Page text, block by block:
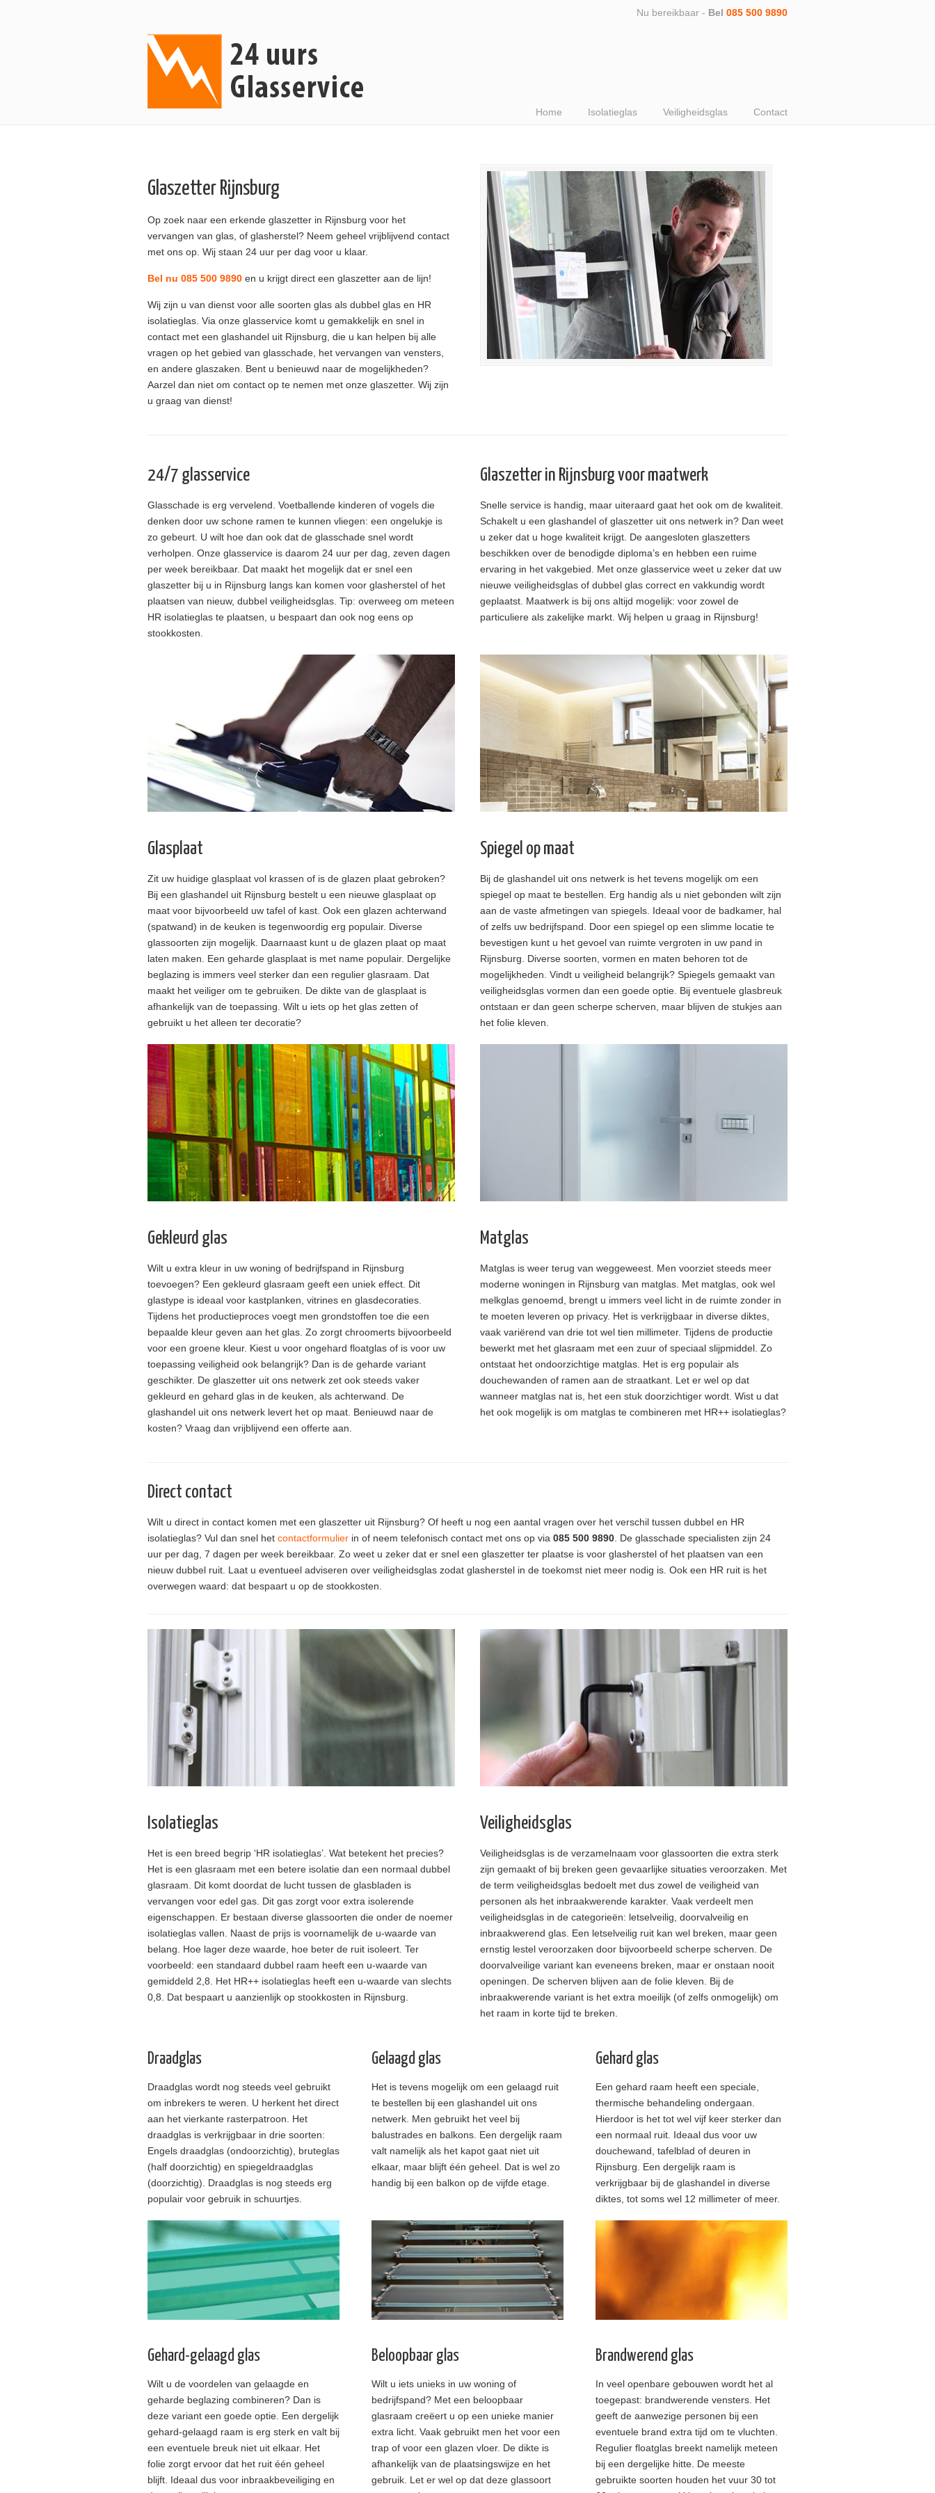
Nu bereikbaar - Bel 085 500 9890
Home Isolatieglas Veiligheidsglas Contact
Glaszetter Rijnsburg
Op zoek naar een erkende glaszetter in Rijnsburg voor het
vervangen van glas, of glasherstel? Neem geheel vrijblijvend contact
met ons op. Wij staan 24 uur per dag voor u klaar.
Bel nu 085 500 9890 en u krijgt direct een glaszetter aan de lijn!
Wij zijn u van dienst voor alle soorten glas als dubbel glas en HR
isolatieglas. Via onze glasservice komt u gemakkelijk en snel in
contact met een glashandel uit Rijnsburg, die u kan helpen bij alle
vragen op het gebied van glasschade, het vervangen van vensters,
en andere glaszaken. Bent u benieuwd naar de mogelijkheden?
Aarzel dan niet om contact op te nemen met onze glaszetter. Wij zijn
u graag van dienst!
24/7 glasservice
Glasschade is erg vervelend. Voetballende kinderen of vogels die
denken door uw schone ramen te kunnen vliegen: een ongelukje is
zo gebeurt. U wilt hoe dan ook dat de glasschade snel wordt
verholpen. Onze glasservice is daarom 24 uur per dag, zeven dagen
per week bereikbaar. Dat maakt het mogelijk dat er snel een
glaszetter bij u in Rijnsburg langs kan komen voor glasherstel of het
plaatsen van nieuw, dubbel veiligheidsglas. Tip: overweeg om meteen
HR isolatieglas te plaatsen, u bespaart dan ook nog eens op
stookkosten.
Glaszetter in Rijnsburg voor maatwerk
Snelle service is handig, maar uiteraard gaat het ook om de kwaliteit.
Schakelt u een glashandel of glaszetter uit ons netwerk in? Dan weet
u zeker dat u hoge kwaliteit krijgt. De aangesloten glaszetters
beschikken over de benodigde diploma’s en hebben een ruime
ervaring in het vakgebied. Met onze glasservice weet u zeker dat uw
nieuwe veiligheidsglas of dubbel glas correct en vakkundig wordt
geplaatst. Maatwerk is bij ons altijd mogelijk: voor zowel de
particuliere als zakelijke markt. Wij helpen u graag in Rijnsburg!
Glasplaat
Zit uw huidige glasplaat vol krassen of is de glazen plaat gebroken?
Bij een glashandel uit Rijnsburg bestelt u een nieuwe glasplaat op
maat voor bijvoorbeeld uw tafel of kast. Ook een glazen achterwand
(spatwand) in de keuken is tegenwoordig erg populair. Diverse
glassoorten zijn mogelijk. Daarnaast kunt u de glazen plaat op maat
laten maken. Een geharde glasplaat is met name populair. Dergelijke
beglazing is immers veel sterker dan een regulier glasraam. Dat
maakt het veiliger om te gebruiken. De dikte van de glasplaat is
afhankelijk van de toepassing. Wilt u iets op het glas zetten of
gebruikt u het alleen ter decoratie?
Spiegel op maat
Bij de glashandel uit ons netwerk is het tevens mogelijk om een
spiegel op maat te bestellen. Erg handig als u niet gebonden wilt zijn
aan de vaste afmetingen van spiegels. Ideaal voor de badkamer, hal
of zelfs uw bedrijfspand. Door een spiegel op een slimme locatie te
bevestigen kunt u het gevoel van ruimte vergroten in uw pand in
Rijnsburg. Diverse soorten, vormen en maten behoren tot de
mogelijkheden. Vindt u veiligheid belangrijk? Spiegels gemaakt van
veiligheidsglas vormen dan een goede optie. Bij eventuele glasbreuk
ontstaan er dan geen scherpe scherven, maar blijven de stukjes aan
het folie kleven.
Gekleurd glas
Wilt u extra kleur in uw woning of bedrijfspand in Rijnsburg
toevoegen? Een gekleurd glasraam geeft een uniek effect. Dit
glastype is ideaal voor kastplanken, vitrines en glasdecoraties.
Tijdens het productieproces voegt men grondstoffen toe die een
bepaalde kleur geven aan het glas. Zo zorgt chroomerts bijvoorbeeld
voor een groene kleur. Kiest u voor ongehard floatglas of is voor uw
toepassing veiligheid ook belangrijk? Dan is de geharde variant
geschikter. De glaszetter uit ons netwerk zet ook steeds vaker
gekleurd en gehard glas in de keuken, als achterwand. De
glashandel uit ons netwerk levert het op maat. Benieuwd naar de
kosten? Vraag dan vrijblijvend een offerte aan.
Matglas
Matglas is weer terug van weggeweest. Men voorziet steeds meer
moderne woningen in Rijnsburg van matglas. Met matglas, ook wel
melkglas genoemd, brengt u immers veel licht in de ruimte zonder in
te moeten leveren op privacy. Het is verkrijgbaar in diverse diktes,
vaak variërend van drie tot wel tien millimeter. Tijdens de productie
bewerkt met het glasraam met een zuur of speciaal slijpmiddel. Zo
ontstaat het ondoorzichtige matglas. Het is erg populair als
douchewanden of ramen aan de straatkant. Let er wel op dat
wanneer matglas nat is, het een stuk doorzichtiger wordt. Wist u dat
het ook mogelijk is om matglas te combineren met HR++ isolatieglas?
Direct contact
Wilt u direct in contact komen met een glaszetter uit Rijnsburg? Of heeft u nog een aantal vragen over het verschil tussen dubbel en HR
isolatieglas? Vul dan snel het contactformulier in of neem telefonisch contact met ons op via 085 500 9890 . De glasschade specialisten zijn 24
uur per dag, 7 dagen per week bereikbaar. Zo weet u zeker dat er snel een glaszetter ter plaatse is voor glasherstel of het plaatsen van een
nieuw dubbel ruit. Laat u eventueel adviseren over veiligheidsglas zodat glasherstel in de toekomst niet meer nodig is. Ook een HR ruit is het
overwegen waard: dat bespaart u op de stookkosten.
Isolatieglas
Het is een breed begrip ‘HR isolatieglas’. Wat betekent het precies?
Het is een glasraam met een betere isolatie dan een normaal dubbel
glasraam. Dit komt doordat de lucht tussen de glasbladen is
vervangen voor edel gas. Dit gas zorgt voor extra isolerende
eigenschappen. Er bestaan diverse glassoorten die onder de noemer
isolatieglas vallen. Naast de prijs is voornamelijk de u-waarde van
belang. Hoe lager deze waarde, hoe beter de ruit isoleert. Ter
voorbeeld: een standaard dubbel raam heeft een u-waarde van
gemiddeld 2,8. Het HR++ isolatieglas heeft een u-waarde van slechts
0,8. Dat bespaart u aanzienlijk op stookkosten in Rijnsburg.
Veiligheidsglas
Veiligheidsglas is de verzamelnaam voor glassoorten die extra sterk
zijn gemaakt of bij breken geen gevaarlijke situaties veroorzaken. Met
de term veiligheidsglas bedoelt met dus zowel de veiligheid van
personen als het inbraakwerende karakter. Vaak verdeelt men
veiligheidsglas in de categorieën: letselveilig, doorvalveilig en
inbraakwerend glas. Een letselveilig ruit kan wel breken, maar geen
ernstig lestel veroorzaken door bijvoorbeeld scherpe scherven. De
doorvalveilige variant kan eveneens breken, maar er onstaan nooit
openingen. De scherven blijven aan de folie kleven. Bij de
inbraakwerende variant is het extra moeilijk (of zelfs onmogelijk) om
het raam in korte tijd te breken.
Draadglas
Draadglas wordt nog steeds veel gebruikt
om inbrekers te weren. U herkent het direct
aan het vierkante rasterpatroon. Het
draadglas is verkrijgbaar in drie soorten:
Engels draadglas (ondoorzichtig), bruteglas
(half doorzichtig) en spiegeldraadglas
(doorzichtig). Draadglas is nog steeds erg
populair voor gebruik in schuurtjes.
Gelaagd glas
Het is tevens mogelijk om een gelaagd ruit
te bestellen bij een glashandel uit ons
netwerk. Men gebruikt het veel bij
balustrades en balkons. Een dergelijk raam
valt namelijk als het kapot gaat niet uit
elkaar, maar blijft één geheel. Dat is wel zo
handig bij een balkon op de vijfde etage.
Gehard glas
Een gehard raam heeft een speciale,
thermische behandeling ondergaan.
Hierdoor is het tot wel vijf keer sterker dan
een normaal ruit. Ideaal dus voor uw
douchewand, tafelblad of deuren in
Rijnsburg. Een dergelijk raam is
verkrijgbaar bij de glashandel in diverse
diktes, tot soms wel 12 millimeter of meer.
Gehard-gelaagd glas
Wilt u de voordelen van gelaagde en
geharde beglazing combineren? Dan is
deze variant een goede optie. Een dergelijk
gehard-gelaagd raam is erg sterk en valt bij
een eventuele breuk niet uit elkaar. Het
folie zorgt ervoor dat het ruit één geheel
blijft. Ideaal dus voor inbraakbeveiliging en
Beloopbaar glas
Wilt u iets unieks in uw woning of
bedrijfspand? Met een beloopbaar
glasraam creëert u op een unieke manier
extra licht. Vaak gebruikt men het voor een
trap of voor een glazen vloer. De dikte is
afhankelijk van de plaatsingswijze en het
gebruik. Let er wel op dat deze glassoort
Brandwerend glas
In veel openbare gebouwen wordt het al
toegepast: brandwerende vensters. Het
geeft de aanwezige personen bij een
eventuele brand extra tijd om te vluchten.
Regulier floatglas breekt namelijk meteen
bij een dergelijke hitte. De meeste
gebruikte soorten houden het vuur 30 tot